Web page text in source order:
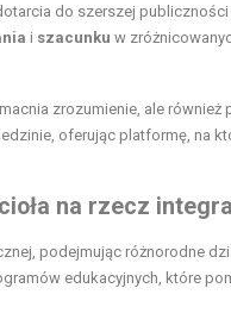
do szerszej
i szacunku w
zrozumienie, ale
oferując platformę, na
na rzecz
podejmując różnorodne
edukacyjnych, które